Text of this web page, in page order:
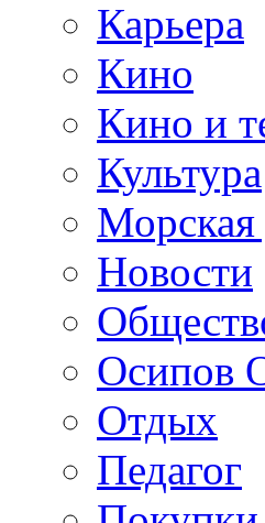
Карьера
Кино
Кино и
Культура
Новости
Осипов
Отдых
Педагог